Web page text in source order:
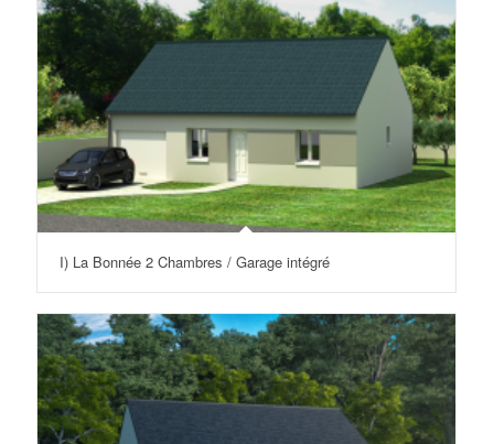
I) La Bonnée 2 Chambres / Garage intégré